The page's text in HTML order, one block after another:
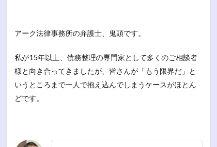
アーク法律事務所の弁護士、鬼頭です。
私が15年以上、債務整理の専門家として多くのご相談者
様と向き合ってきましたが、皆さんが「もう限界だ」と
いうところまで一人で抱え込んでしまうケースがほとん
どです。